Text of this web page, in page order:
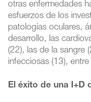
otras enfermedades
esfuerzos de los
patologías oculares,
desarrollo, las
(22), las de la sangre
infecciosas (13), entre
El éxito de una I+D